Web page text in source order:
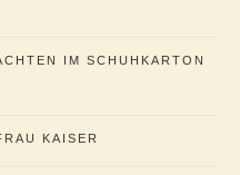
IM SCHUHKARTON
KAISER